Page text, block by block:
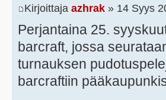
Kirjoittaja azhrak » 14 Syys
Perjantaina 25.
barcraft, jossa
turnauksen
barcraftiin